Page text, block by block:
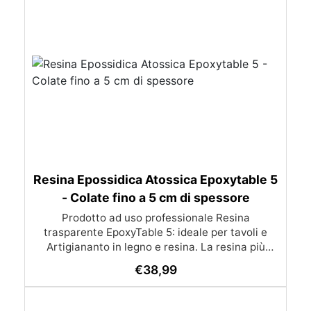
Resina Epossidica Atossica Epoxytable 5
- Colate fino a 5 cm di spessore
Prodotto ad uso professionale Resina
trasparente EpoxyTable 5: ideale per tavoli e
Artigiananto in legno e resina. La resina più
perfetta per colate di alto spessore fino a 5 cm.
Applicazioni Principali: Realizzazione di tavoli in
€38,99